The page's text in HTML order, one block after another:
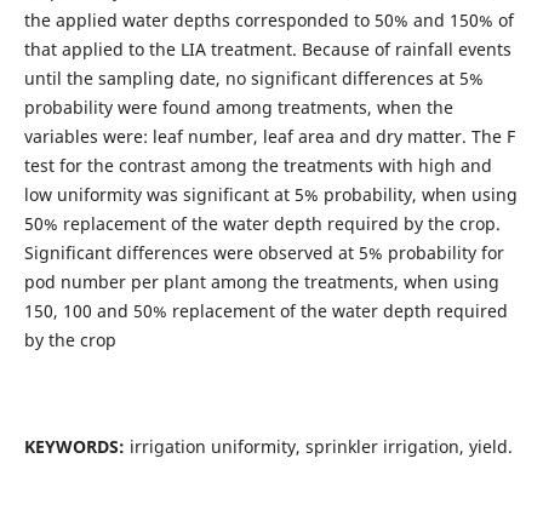
the applied water depths corresponded to 50% and 150% of
that applied to the LIA treatment. Because of rainfall events
until the sampling date, no significant differences at 5%
probability were found among treatments, when the
variables were: leaf number, leaf area and dry matter. The F
test for the contrast among the treatments with high and
low uniformity was significant at 5% probability, when using
50% replacement of the water depth required by the crop.
Significant differences were observed at 5% probability for
pod number per plant among the treatments, when using
150, 100 and 50% replacement of the water depth required
by the crop
KEYWORDS: irrigation uniformity, sprinkler irrigation, yield.